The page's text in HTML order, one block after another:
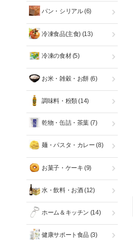
パン・シリアル(6)
冷凍食品(主食) (13)
冷凍の食材(5)
お米・雑穀・お餅 (6)
調味料・粉類(14)
乾物・缶詰・茶葉 (7)
麺・パスタ・カレー (8)
お菓子・ケーキ (9)
水・飲料・お酒(12)
ホーム＆キッチン (14)
健康サポート食品 (3)